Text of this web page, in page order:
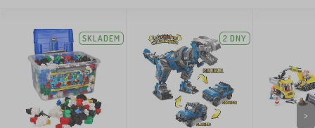
SKLADEM 2 DNY
>